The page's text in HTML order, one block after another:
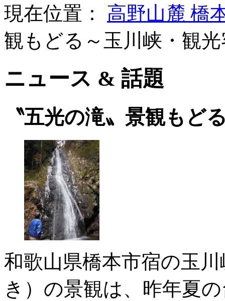
現在位置： 高野山麓 橋
観もどる～玉川峡・観
ニュース & 話題
〝五光の滝〟景観もど
和歌山県橋本市宿の玉
き）の景観は、昨年夏